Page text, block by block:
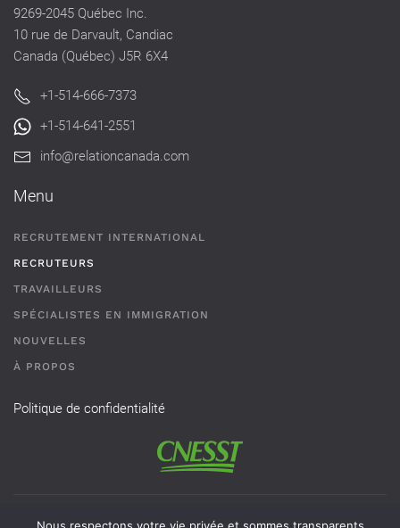
9269-2045 Québec Inc.
10 rue de Darvault, Candiac
Canada (Québec) J5R 6X4
+1-514-666-7373
+1-514-641-2551
info@relationcanada.com
Menu
RECRUTEMENT INTERNATIONAL
RECRUTEURS
TRAVAILLEURS
SPÉCIALISTES EN IMMIGRATION
NOUVELLES
À PROPOS
Politique de confidentialité
Permis de recrutement # AR-2101593 - Une agence de